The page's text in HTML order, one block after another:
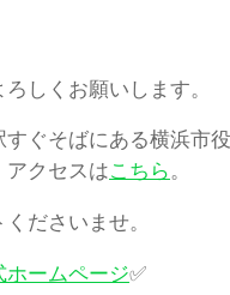
しくお願いします。
すぐそばにある横浜市
アクセスはこちら。
ださいませ。
ホームページ✅